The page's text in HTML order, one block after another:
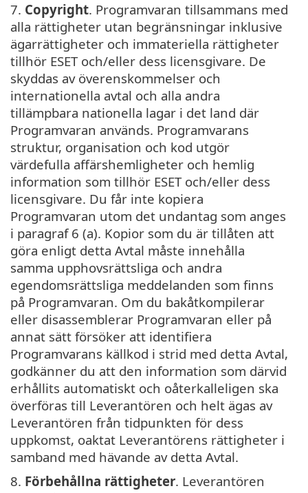
7. Copyright. Programvaran tillsammans med
alla rättigheter utan begränsningar inklusive
ägarrättigheter och immateriella rättigheter
tillhör ESET och/eller dess licensgivare. De
skyddas av överenskommelser och
internationella avtal och alla andra
tillämpbara nationella lagar i det land där
Programvaran används. Programvarans
struktur, organisation och kod utgör
värdefulla affärshemligheter och hemlig
information som tillhör ESET och/eller dess
licensgivare. Du får inte kopiera
Programvaran utom det undantag som anges
i paragraf 6 (a). Kopior som du är tillåten att
göra enligt detta Avtal måste innehålla
samma upphovsrättsliga och andra
egendomsrättsliga meddelanden som finns
på Programvaran. Om du bakåtkompilerar
eller disassemblerar Programvaran eller på
annat sätt försöker att identifiera
Programvarans källkod i strid med detta Avtal,
godkänner du att den information som därvid
erhållits automatiskt och oåterkalleligen ska
överföras till Leverantören och helt ägas av
Leverantören från tidpunkten för dess
uppkomst, oaktat Leverantörens rättigheter i
samband med hävande av detta Avtal.
8. Förbehållna rättigheter. Leverantören